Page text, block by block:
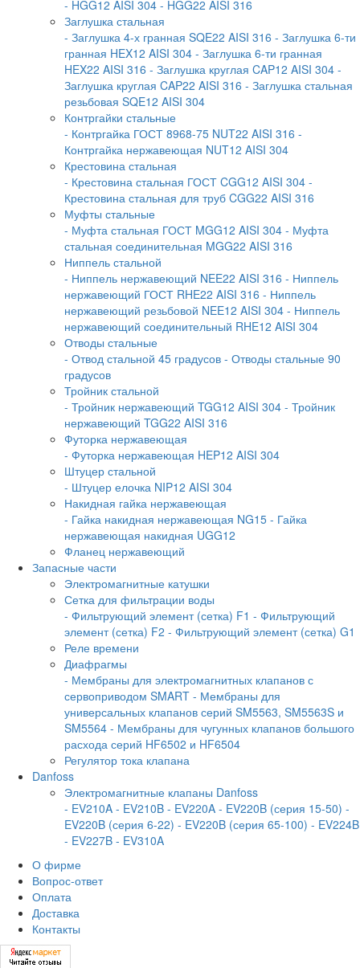
- HGG12 AISI 304 - HGG22 AISI 316
Заглушка стальная
- Заглушка 4-х гранная SQE22 AISI 316 - Заглушка 6-ти
гранная HEX12 AISI 304 - Заглушка 6-ти гранная
HEX22 AISI 316 - Заглушка круглая CAP12 AISI 304 -
Заглушка круглая CAP22 AISI 316 - Заглушка стальная
резьбовая SQE12 AISI 304
Контргайки стальные
- Контргайка ГОСТ 8968-75 NUT22 AISI 316 -
Контргайка нержавеющая NUT12 AISI 304
Крестовина стальная
- Крестовина стальная ГОСТ CGG12 AISI 304 -
Крестовина стальная для труб CGG22 AISI 316
Муфты стальные
- Муфта стальная ГОСТ MGG12 AISI 304 - Муфта
стальная соединительная MGG22 AISI 316
Ниппель стальной
- Ниппель нержавеющий NEE22 AISI 316 - Ниппель
нержавеющий ГОСТ RHE22 AISI 316 - Ниппель
нержавеющий резьбовой NEE12 AISI 304 - Ниппель
нержавеющий соединительный RHE12 AISI 304
Отводы стальные
- Отвод стальной 45 градусов - Отводы стальные 90
градусов
Тройник стальной
- Тройник нержавеющий TGG12 AISI 304 - Тройник
нержавеющий TGG22 AISI 316
Футорка нержавеющая
- Футорка нержавеющая HEP12 AISI 304
Штуцер стальной
- Штуцер елочка NIP12 AISI 304
Накидная гайка нержавеющая
- Гайка накидная нержавеющая NG15 - Гайка
нержавеющая накидная UGG12
Фланец нержавеющий
Запасные части
Электромагнитные катушки
Сетка для фильтрации воды
- Фильтрующий элемент (сетка) F1 - Фильтрующий
элемент (сетка) F2 - Фильтрующий элемент (сетка) G1
Реле времени
Диафрагмы
- Мембраны для электромагнитных клапанов с
сервоприводом SMART - Мембраны для
универсальных клапанов серий SM5563, SM5563S и
SM5564 - Мембраны для чугунных клапанов большого
расхода серий HF6502 и HF6504
Регулятор тока клапана
Danfoss
Электромагнитные клапаны Danfoss
- EV210A - EV210B - EV220A - EV220B (серия 15-50) -
EV220B (серия 6-22) - EV220B (серия 65-100) - EV224B
- EV227B - EV310A
О фирме
Вопрос-ответ
Оплата
Доставка
Контакты